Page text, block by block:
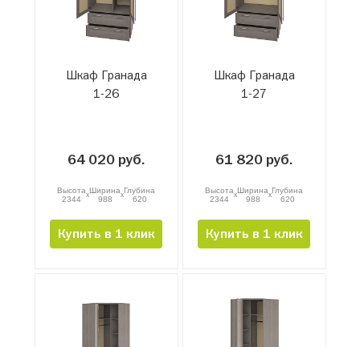
Шкаф Гранада
1-26
64 020 руб.
Высота
2344
xШирина
988
xГлубина
620
Купить в 1 клик
Шкаф Гранада
1-27
61 820 руб.
Высота
2344
xШирина
988
xГлубина
620
Купить в 1 клик